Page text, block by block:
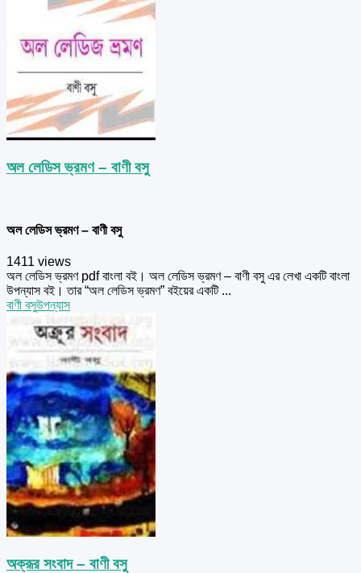
অল লেডিস ভ্রমণ – বাণী বসু
অল লেডিস ভ্রমণ – বাণী বসু
1411 views
অল লেডিস ভ্রমণ pdf বাংলা বই। অল লেডিস ভ্রমণ – বাণী বসু এর লেখা একটি বাংলা
উপন্যাস বই। তার “অল লেডিস ভ্রমণ” বইয়ের একটি ...
বাণী বসুউপন্যাস
অক্রূর সংবাদ – বাণী বসু